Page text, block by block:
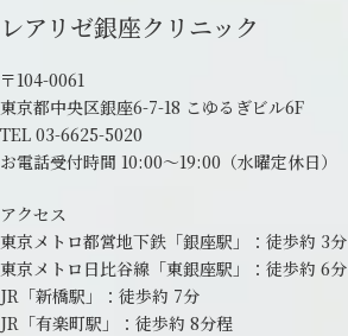
レアリゼ銀座クリニック
〒104-0061
東京都中央区銀座6-7-18 こゆるぎビル6F
TEL 03-6625-5020
お電話受付時間 10:00～19:00 （水曜定休日）
アクセス
東京メトロ都営地下鉄「銀座駅」： 徒歩約 3分
東京メトロ日比谷線「東銀座駅」： 徒歩約 6分
JR「新橋駅」：徒歩約 7分
JR「有楽町駅」：徒歩約 8分程